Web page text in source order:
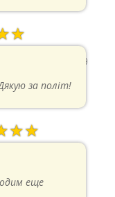
22.06.2024 в 15:59
за політ!
еще